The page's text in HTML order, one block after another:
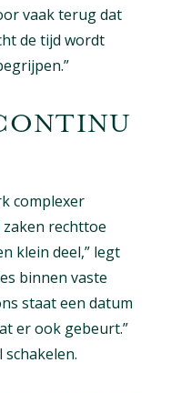
vaak terug dat
de tijd wordt
complexer
zaken rechttoe
klein deel,” legt
binnen vaste
staat een datum
er ook gebeurt.”